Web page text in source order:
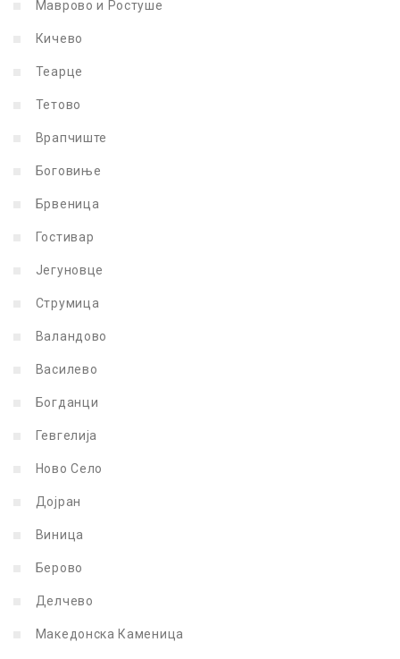
Маврово и Ростуше
Кичево
Теарце
Тетово
Врапчиште
Боговиње
Брвеница
Гостивар
Јегуновце
Струмица
Валандово
Василево
Богданци
Гевгелија
Ново Село
Дојран
Виница
Берово
Делчево
Македонска Каменица